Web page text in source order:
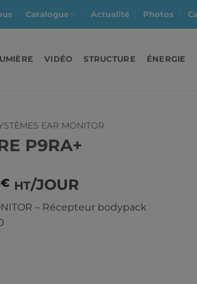
Catalogue Actualité Photos
VIDÉO STRUCTURE ÉNERGIE
EAR MONITOR
P9RA+
€ HT/JOUR
– Récepteur bodypack